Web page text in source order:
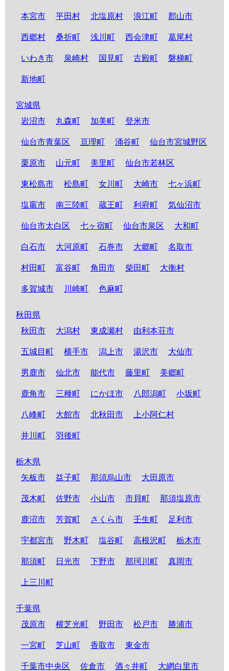
本宮市 平田村 北塩原村 浪江町 郡山市
西郷村 桑折町 浅川町 西会津町 葛尾村
いわき市 泉崎村 国見町 古殿町 磐梯町
新地町
宮城県
岩沼市
丸森町 加美町 登米市
仙台市青葉区 亘理町 涌谷町 仙台市宮城野区
栗原市 山元町 美里町 仙台市若林区
東松島市 松島町 女川町 大崎市 七ヶ浜町
塩竈市 南三陸町 蔵王町 利府町 気仙沼市
仙台市太白区 七ヶ宿町 仙台市泉区 大和町
白石市 大河原町 石巻市 大郷町 名取市
村田町 富谷町 角田市 柴田町 大衡村
多賀城市 川崎町 色麻町
秋田県
秋田市
大潟村 東成瀬村 由利本荘市
五城目町 横手市 潟上市 湯沢市 大仙市
男鹿市 仙北市 能代市 藤里町 美郷町
鹿角市 三種町 にかほ市 八郎潟町 小坂町
八峰町 大館市 北秋田市 上小阿仁村
井川町 羽後町
栃木県
矢板市
益子町 那須烏山市 大田原市
茂木町 佐野市 小山市 市貝町 那須塩原市
鹿沼市 芳賀町 さくら市 壬生町 足利市
宇都宮市 野木町 塩谷町 高根沢町 栃木市
那須町 日光市 下野市 那珂川町 真岡市
上三川町
千葉県
茂原市
横芝光町 野田市 松戸市 勝浦市
一宮町 芝山町 香取市 東金市
千葉市中央区 佐倉市 酒々井町 大網白里市